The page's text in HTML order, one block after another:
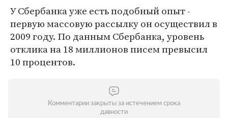
У Сбербанка уже есть подобный опыт -
первую массовую рассылку он осуществил в
2009 году. По данным Сбербанка, уровень
отклика на 18 миллионов писем превысил
10 процентов.
Комментарии закрыты за истечением срока
давности